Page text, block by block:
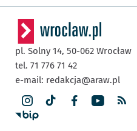
pl. Solny 14, 50-062 Wrocław
tel. 71 776 71 42
e-mail: redakcja@araw.pl